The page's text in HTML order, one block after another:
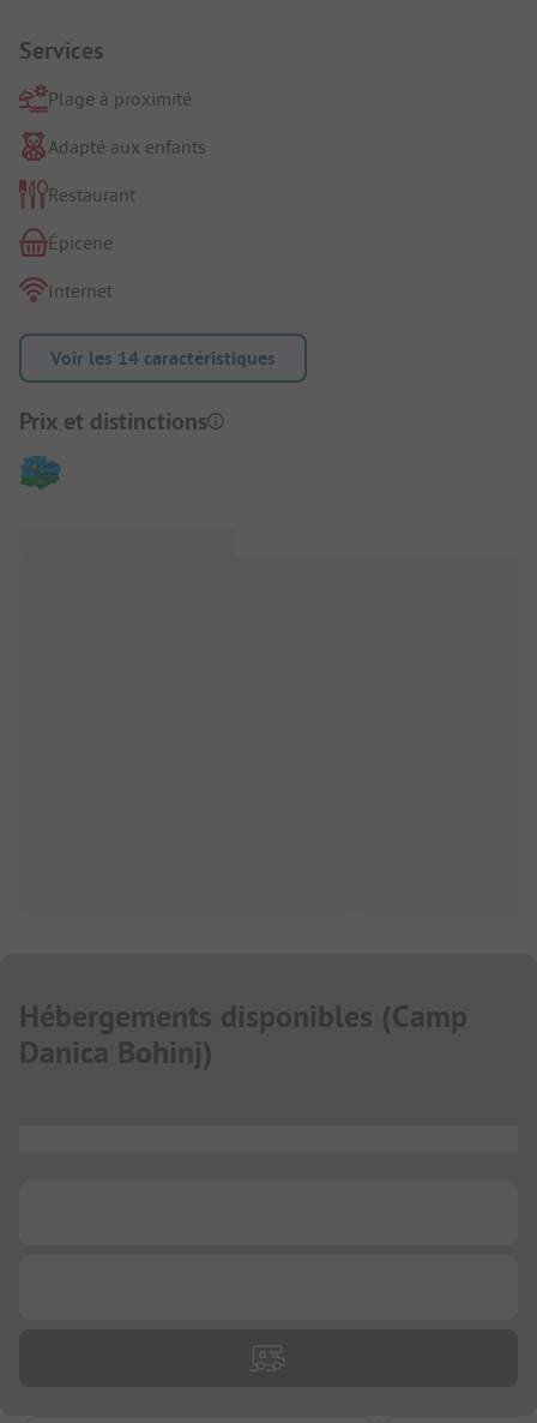
Services
Plage à proximité
Adapté aux enfants
Restaurant
Épicerie
Internet
Voir les 14 caractéristiques
Prix et distinctions
Hébergements disponibles (Camp
Danica Bohinj)